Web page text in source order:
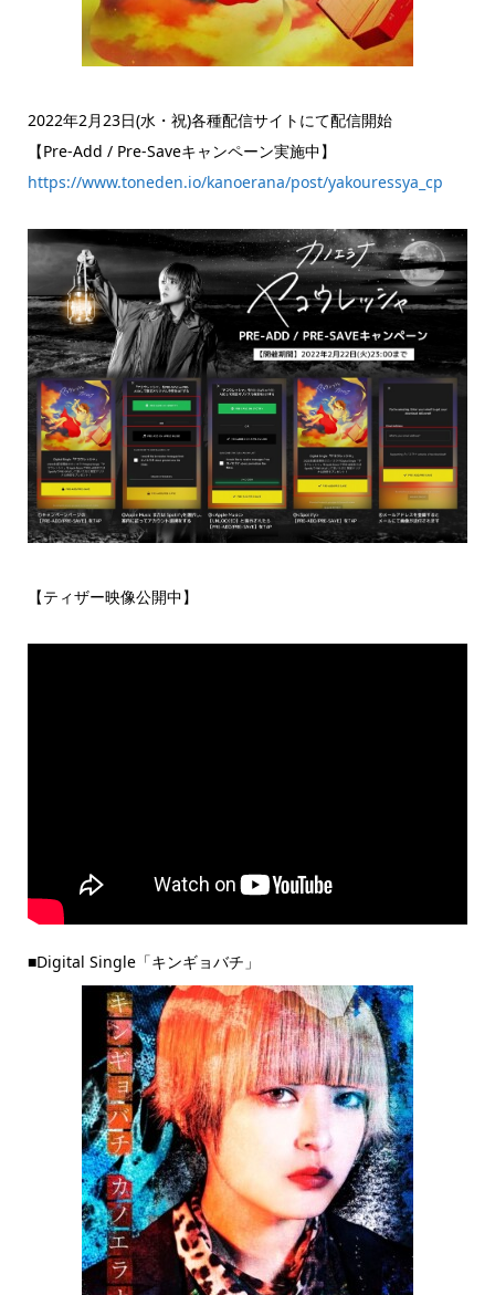
2022年2月23日(水・祝)各種配信サイトにて配信開始
【Pre-Add / Pre-Saveキャンペーン実施中】
https://www.toneden.io/kanoerana/post/yakouressya_cp
【ティザー映像公開中】
■Digital Single「キンギョバチ」